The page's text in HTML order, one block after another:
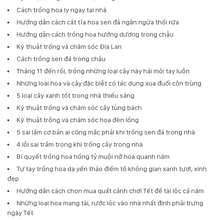
Cách trồng hoa ly ngay tại nhà
Hướng dẫn cách cắt tỉa hoa sen đá ngăn ngừa thối rữa
Hướng dẫn cách trồng hoa hướng dương trong chậu
Kỹ thuật trồng và chăm sóc Địa Lan
Cách trồng sen đá trong chậu
Tháng 11 đến rồi, trồng những loại cây này hái mỏi tay luôn
Những loài hoa và cây đặc biệt có tác dụng xua đuổi côn trùng
5 loại cây xanh tốt trong nhà thiếu sáng
Kỹ thuật trồng và chăm sóc cây tùng bách
Kỹ thuật trồng và chăm sóc hoa đèn lồng
5 sai lầm cơ bản ai cũng mắc phải khi trồng sen đá trong nhà
4 lỗi sai trầm trọng khi trồng cây trong nhà
Bí quyết trồng hoa hồng tỷ muội nở hoa quanh năm
Tự tay trồng hoa dạ yến thảo điểm tô không gian xanh tươi, xinh
đẹp
Hướng dẫn cách chọn mua quất cảnh chơi Tết để tài lộc cả năm
Những loại hoa mang tài, rước lộc vào nhà nhất định phải trưng
ngày Tết